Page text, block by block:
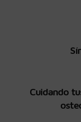
Cuidando